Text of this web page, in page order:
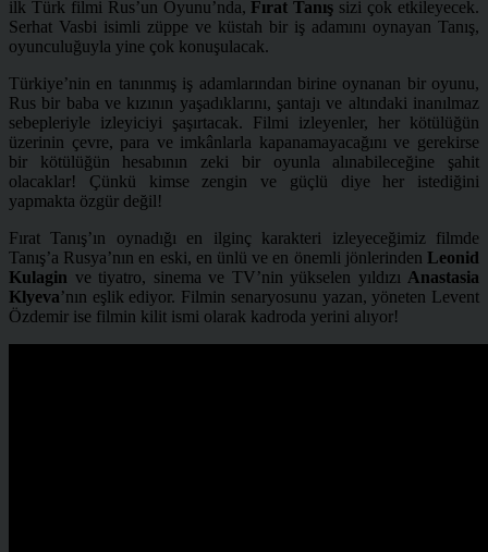
ilk Türk filmi Rus’un Oyunu’nda, Fırat Tanış sizi çok etkileyecek.
Serhat Vasbi isimli züppe ve küstah bir iş adamını oynayan Tanış,
oyunculuğuyla yine çok konuşulacak.
Türkiye’nin en tanınmış iş adamlarından birine oynanan bir oyunu,
Rus bir baba ve kızının yaşadıklarını, şantajı ve altındaki inanılmaz
sebepleriyle izleyiciyi şaşırtacak. Filmi izleyenler, her kötülüğün
üzerinin çevre, para ve imkânlarla kapanamayacağını ve gerekirse
bir kötülüğün hesabının zeki bir oyunla alınabileceğine şahit
olacaklar! Çünkü kimse zengin ve güçlü diye her istediğini
yapmakta özgür değil!
Fırat Tanış’ın oynadığı en ilginç karakteri izleyeceğimiz filmde
Tanış’a Rusya’nın en eski, en ünlü ve en önemli jönlerinden Leonid
Kulagin ve tiyatro, sinema ve TV’nin yükselen yıldızı Anastasia
Klyeva’nın eşlik ediyor. Filmin senaryosunu yazan, yöneten Levent
Özdemir ise filmin kilit ismi olarak kadroda yerini alıyor!